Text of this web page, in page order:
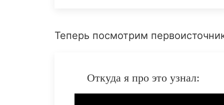
Теперь посмотрим
Откуда я про это узнал: